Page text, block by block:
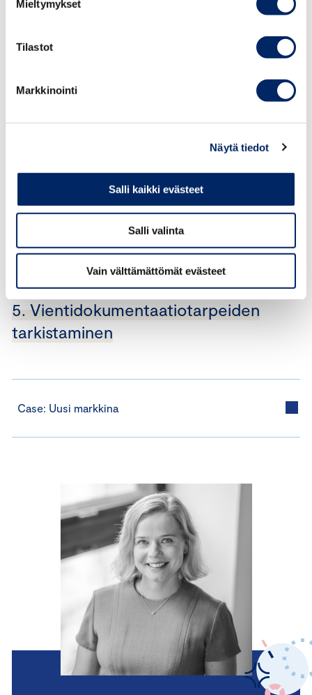
Mieltymykset
Tilastot
Markkinointi
Näytä tiedot
Salli kaikki evästeet
Salli valinta
Vain välttämättömät evästeet
4. Oikean toimituslausekkeen
Case: Toimitusehto hankinnassa – Brexit
5. Vientidokumentaatiotarpeiden
tarkistaminen
Case: Uusi markkina